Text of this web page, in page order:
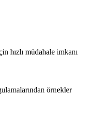
hızlı müdahale imkanı
örnekler